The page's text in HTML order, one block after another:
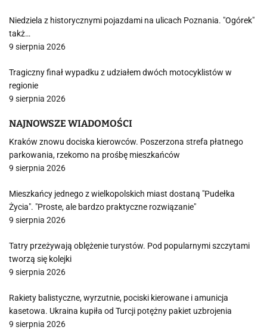
Niedziela z historycznymi pojazdami na ulicach Poznania. "Ogórek"
takż…
9 sierpnia 2026
Tragiczny finał wypadku z udziałem dwóch motocyklistów w
regionie
9 sierpnia 2026
NAJNOWSZE WIADOMOŚCI
Kraków znowu dociska kierowców. Poszerzona strefa płatnego
parkowania, rzekomo na prośbę mieszkańców
9 sierpnia 2026
Mieszkańcy jednego z wielkopolskich miast dostaną "Pudełka
Życia". "Proste, ale bardzo praktyczne rozwiązanie"
9 sierpnia 2026
Tatry przeżywają oblężenie turystów. Pod popularnymi szczytami
tworzą się kolejki
9 sierpnia 2026
Rakiety balistyczne, wyrzutnie, pociski kierowane i amunicja
kasetowa. Ukraina kupiła od Turcji potężny pakiet uzbrojenia
9 sierpnia 2026